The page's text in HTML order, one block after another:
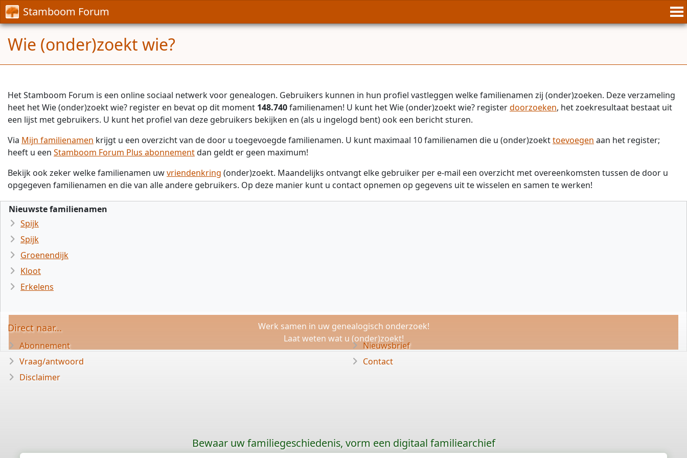
Stamboom Forum
Wie (onder)zoekt wie?
Het Stamboom Forum is een online sociaal netwerk voor genealogen. Gebruikers kunnen in hun profiel vastleggen welke familienamen zij (onder)zoeken. Deze verzameling
heet het Wie (onder)zoekt wie? register en bevat op dit moment 148.740familienamen! U kunt het Wie (onder)zoekt wie? registerdoorzoeken, het zoekresultaat bestaat uit
een lijst met gebruikers. U kunt het profiel van deze gebruikers bekijken en (als u ingelogd bent) ook een bericht sturen.
Via Mijn familienamen krijgt u een overzicht van de door u toegevoegde familienamen. U kunt maximaal 10 familienamen die u (onder)zoekttoevoegen aan het register;
heeft u een Stamboom Forum Plus abonnementdan geldt er geen maximum!
Bekijk ook zeker welke familienamen uwvriendenkring (onder)zoekt. Maandelijks ontvangt elke gebruiker per e-mail een overzicht met overeenkomsten tussen de door u
opgegeven familienamen en die van alle andere gebruikers. Op deze manier kunt u contact opnemen op gegevens uit te wisselen en samen te werken!
Nieuwste familienamen
Spijk
Spijk
Groenendijk
Kloot
Erkelens
Werk samen in uw genealogisch onderzoek!
Laat weten wat u (onder)zoekt!
Direct naar...
Abonnement
Vraag/antwoord
Disclaimer
Nieuwsbrief
Contact
Bewaar uw familiegeschiedenis, vorm een digitaal familiearchief